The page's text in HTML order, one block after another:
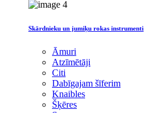
Skārdnieku un jumiķu rokas instrumenti
Āmuri
Atzīmētāji
Citi
Dabīgajam šīferim
Knaibles
Šķēres